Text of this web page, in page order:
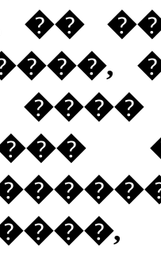
��
����